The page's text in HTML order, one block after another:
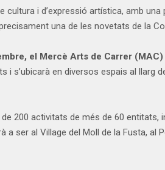
i d’expressió artística, amb
una de les novetats de la
el Mercè Arts de Carrer
s’ubicarà en diversos espais al llarg
200 activitats de més de 60
a ser al Village del Moll de la Fusta,